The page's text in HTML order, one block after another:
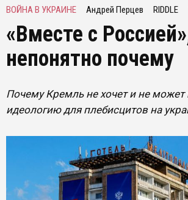
ВОЙНА В УКРАИНЕ Андрей Перцев RIDDLE
«Вместе с
непонятно почему
Почему Кремль не хочет и не может
идеологию для плебисцитов на